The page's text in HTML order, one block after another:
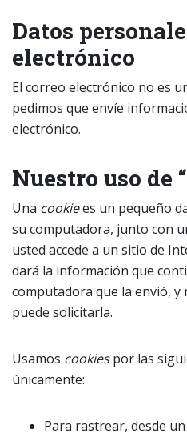
Datos
electrónico
El correo electrónico no es
pedimos que envíe
electrónico.
Nuestro uso de
Una cookiees un pequeño
su computadora, junto con
usted accede a un sitio de
dará la información que
computadora que la envió,
puede solicitarla.
Usamos cookiespor las
únicamente:
Para rastrear, desde